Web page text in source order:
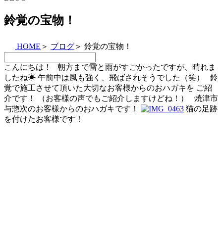
鈴覚の宝物！
HOME ＞ ブログ ＞ 鈴覚の宝物！
こんにちは！ 朝方まで雷と雨がすごかったですが、晴れま
したね☀ 午前中は風も強く、飛ばされそうでした（笑） 鈴
覚で施工させて頂いた大切なお客様からのおハガキを ご紹
介です！ （お客様の声でもご紹介しますけどね！） 焼津市
与惣次のお客様からのおハガキです！
猫の足跡
を付けたお客様です！